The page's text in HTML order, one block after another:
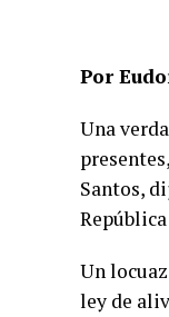
Por
Una
Santos,
Un
ley de